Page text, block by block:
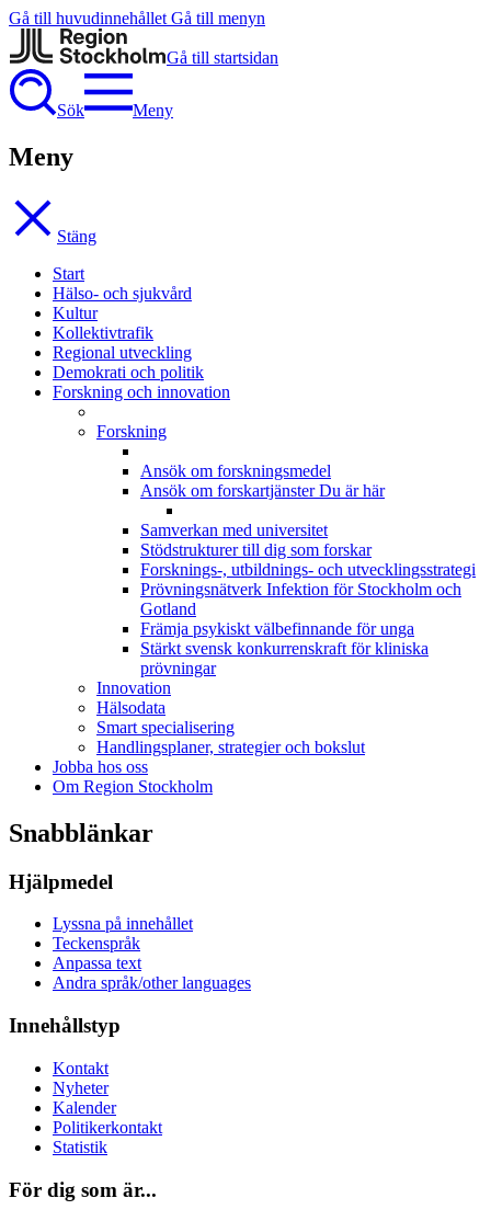
Gå till huvudinnehållet Gå till menyn
Gå till startsidan
Sök Meny
Meny
Stäng
Start
Hälso- och sjukvård
Kultur
Kollektivtrafik
Regional utveckling
Demokrati och politik
Forskning och innovation
Forskning
Ansök om forskningsmedel
Ansök om forskartjänster Du är här
Samverkan med universitet
Stödstrukturer till dig som forskar
Forsknings-, utbildnings- och utvecklingsstrategi
Prövningsnätverk Infektion för Stockholm och
Gotland
Främja psykiskt välbefinnande för unga
Stärkt svensk konkurrenskraft för kliniska
prövningar
Innovation
Hälsodata
Smart specialisering
Handlingsplaner, strategier och bokslut
Jobba hos oss
Om Region Stockholm
Snabblänkar
Hjälpmedel
Lyssna på innehållet
Teckenspråk
Anpassa text
Andra språk/other languages
Innehållstyp
Kontakt
Nyheter
Kalender
Politikerkontakt
Statistik
För dig som är...